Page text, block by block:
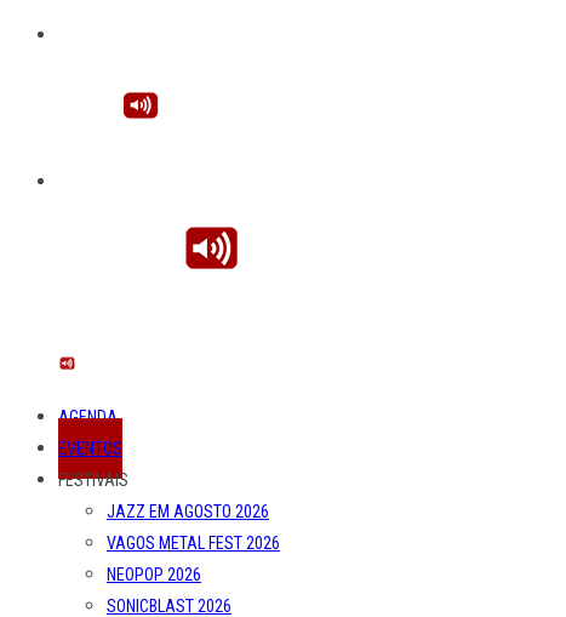
AGENDA
EVENTOS
FESTIVAIS
JAZZ EM AGOSTO 2026
VAGOS METAL FEST 2026
NEOPOP 2026
SONICBLAST 2026